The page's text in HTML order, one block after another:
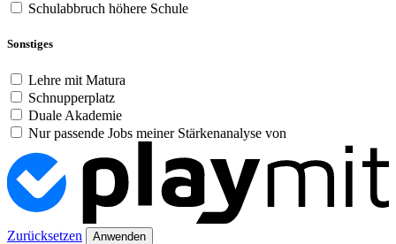
Schulabbruch höhere Schule
Sonstiges
Lehre mit Matura
Schnupperplatz
Duale Akademie
Nur passende Jobs meiner Stärkenanalyse von
Zurücksetzen Anwenden